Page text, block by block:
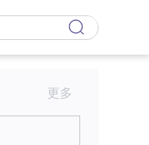
更多